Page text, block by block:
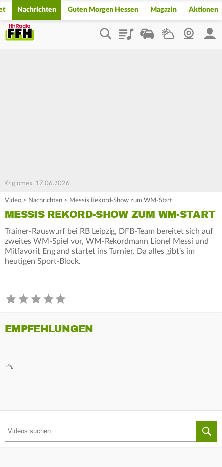
Nachrichten Guten Morgen Hessen Magazin Aktionen
PlaylistStaupilotWetterWebcam
© glomex, 17.06.2026
Video > Nachrichten > Messis Rekord-Show zum WM-Start
MESSIS REKORD-SHOW ZUM WM-START
Trainer-Rauswurf bei RB Leipzig, DFB-Team bereitet sich auf
zweites WM-Spiel vor, WM-Rekordmann Lionel Messi und
Mitfavorit England startet ins Turnier. Da alles gibt’s im
heutigen Sport-Block.
EMPFEHLUNGEN